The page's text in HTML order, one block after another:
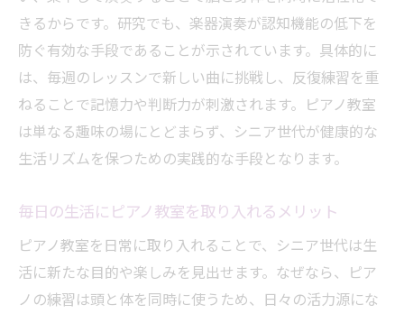
きるからです。研究でも、楽器演奏が認知機能の低下を
防ぐ有効な手段であることが示されています。具体的に
は、毎週のレッスンで新しい曲に挑戦し、反復練習を重
ねることで記憶力や判断力が刺激されます。ピアノ教室
は単なる趣味の場にとどまらず、シニア世代が健康的な
生活リズムを保つための実践的な手段となります。
毎日の生活にピアノ教室を取り入れるメリット
ピアノ教室を日常に取り入れることで、シニア世代は生
活に新たな目的や楽しみを見出せます。なぜなら、ピア
ノの練習は頭と体を同時に使うため、日々の活力源にな